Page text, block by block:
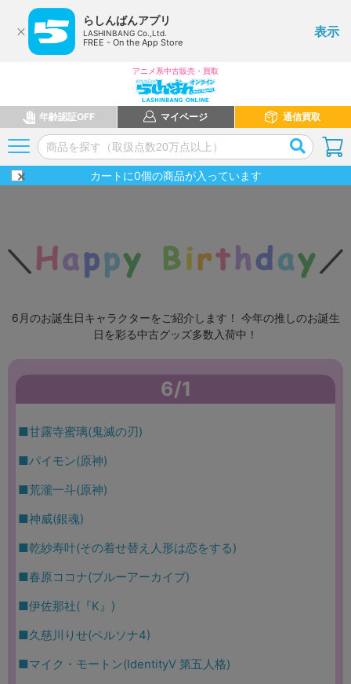
らしんばんアプリ
LASHINBANG Co.,Ltd.
FREE - On the App Store
表示
アニメ系中古販売・買取
年齢認証OFF マイページ 通信買取
カートに0個の商品が入っています
6月のお誕生日キャラクターをご紹介します！ 今年の推しのお誕生
日を彩る中古グッズ多数入荷中！
6/1
■甘露寺蜜璃(鬼滅の刃)
■パイモン(原神)
■荒瀧一斗(原神)
■神威(銀魂)
■乾紗寿叶(その着せ替え人形は恋をする)
■春原ココナ(ブルーアーカイブ)
■伊佐那社(『K』)
■久慈川りせ(ペルソナ4)
■マイク・モートン(IdentityV 第五人格)